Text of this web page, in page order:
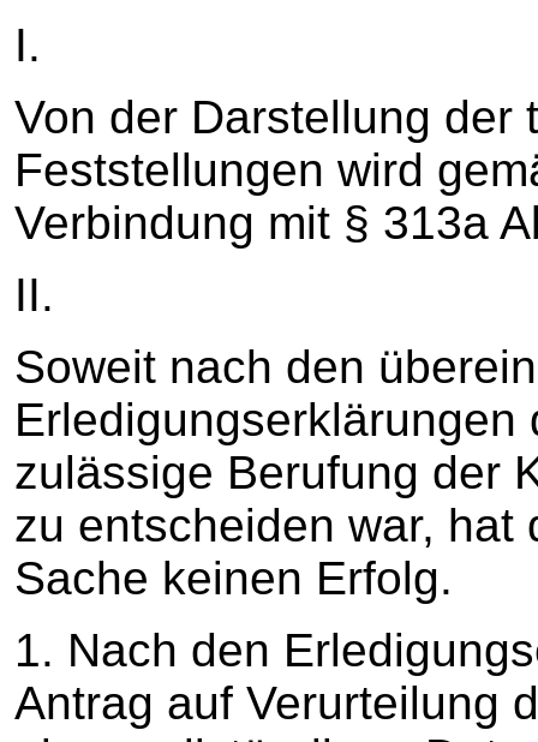
I.
Von der Darstellung der
Feststellungen wird
Verbindung mit § 313a
II.
Soweit nach den
zulässige Berufung der
zu entscheiden war, hat
Sache keinen Erfolg.
1. Nach den
Antrag auf Verurteilung